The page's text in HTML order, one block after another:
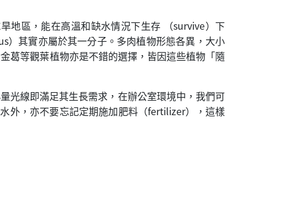
地區，能在高溫和缺水情況下生存 （survive）下
其實亦屬於其一分子。多肉植物形態各異，大小
葛等觀葉植物亦是不錯的選擇，皆因這些植物「隨
光線即滿足其生長需求，在辦公室環境中，我們可
外，亦不要忘記定期施加肥料（fertilizer），這樣